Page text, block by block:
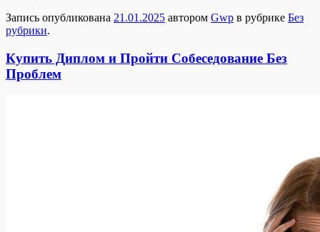
Запись опубликована 21.01.2025 автором Gwp в рубрике Без
рубрики.
Купить Диплом и Пройти Собеседование Без
Проблем